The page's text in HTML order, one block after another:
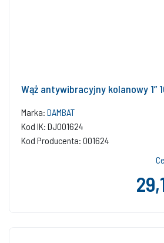
Wąż antywibracyjny kolanowy 1”
Marka: DAMBAT
Kod IK: DJ001624
Kod Producenta: 001624